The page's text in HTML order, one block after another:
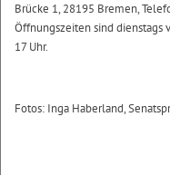
Brücke 1, 28195 Bremen,
Öffnungszeiten sind dienstags
17 Uhr.
Fotos: Inga Haberland,